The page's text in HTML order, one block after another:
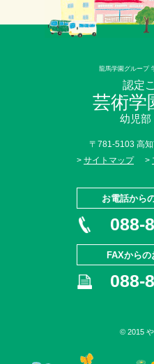
龍馬学園グループ
認定
芸術学
幼児部
〒781-5103 高
> サイトマップ >
お電話から
088-
FAXから
088-
© 2015